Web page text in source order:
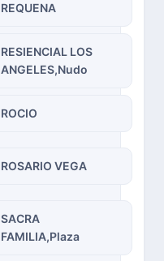
REQUENA
RESIENCIAL LOS
ANGELES,Nudo
ROCIO
ROSARIO VEGA
SACRA
FAMILIA,Plaza